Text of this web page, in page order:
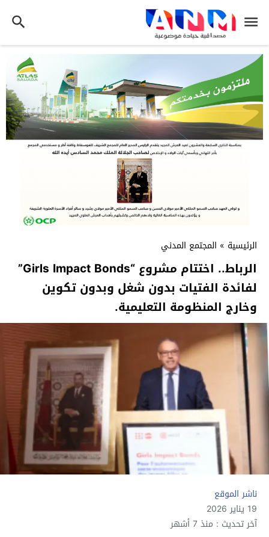
الرئيسية » المجتمع المدني
الرباط.. اختتام مشروع “Girls Impact Bonds”
لفائدة الفتيات بدون شغل وبدون تكوين
وخارج المنظومة التعليمية.
ناشر الموقع
19 يناير 2026
آخر تحديث : منذ 7 أشهر